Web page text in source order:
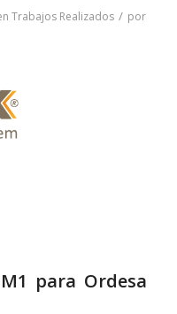
Trabajos Realizados / por
para Ordesa